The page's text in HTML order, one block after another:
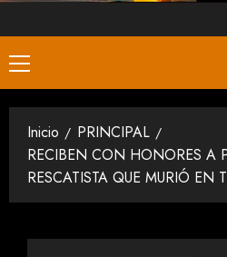
Menú
principal
Inicio
PRINCIPAL
RECIBEN CON HONORES A
RESCATISTA QUE MURIÓ EN